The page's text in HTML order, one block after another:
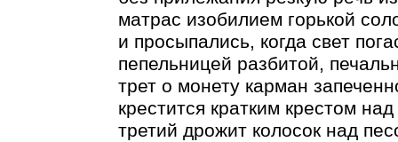
матрас изобилием горькой
и просыпались, когда свет
пепельницей разбитой,
трет о монету карман
крестится кратким крестом
третий дрожит колосок над